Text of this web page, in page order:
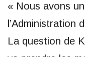
« Nous avons
l’Administration
La question de